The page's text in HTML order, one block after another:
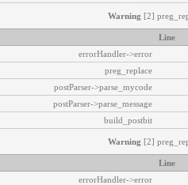
Warning [2]
Line
errorHandler->error
preg_replace
postParser->parse_mycode
postParser->parse_message
build_postbit
Warning [2]
Line
errorHandler->error